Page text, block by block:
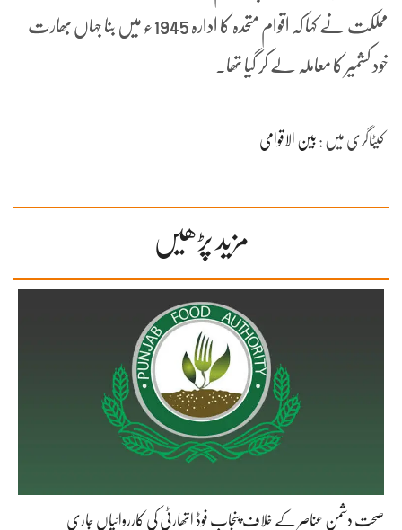
مملکت نے کہا کہ اقوام متحدہ کا ادارہ 1945ء میں بنا جہاں بھارت
خود کشمیر کا معاملہ لے کر گیا تھا۔
کیٹاگری میں : بین الاقوامی
مزید پڑھیں
صحت دشمن عناصر کے خلاف پنجاب فوڈ اتھارٹی کی کارروائیاں جاری